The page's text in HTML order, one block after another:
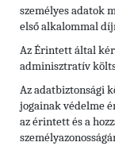
személyes adatok
első alkalommal
Az Érintett által
adminisztratív
Az adatbiztonsági
jogainak védelme
az érintett és a